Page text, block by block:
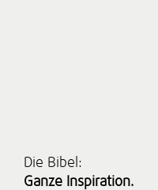
Die Bibel:
Ganze Inspiration.